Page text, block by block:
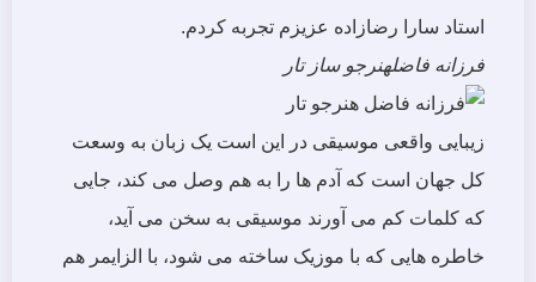
استاد سارا رضازاده عزیزم تجربه کردم.
فرزانه فاضلهنرجو ساز تار
زیبایی واقعی موسیقی در این است یک زبان به وسعت
کل جهان است که آدم ها را به هم وصل می کند، جایی
که کلمات کم می آورند موسیقی به سخن می آید،
خاطره هایی که با موزیک ساخته می شود، با الزایمر هم